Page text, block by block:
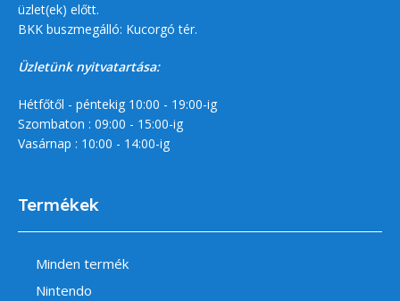
üzlet(ek) előtt.
BKK buszmegálló: Kucorgó tér.
Üzletünk nyitvatartása:
Hétfőtől - péntekig 10:00 - 19:00-ig
Szombaton : 09:00 - 15:00-ig
Vasárnap : 10:00 - 14:00-ig
Termékek
Minden termék
Nintendo